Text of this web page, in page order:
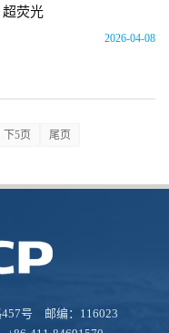
荧光
2026-04-08
下5页 尾页
457号 邮编：116023